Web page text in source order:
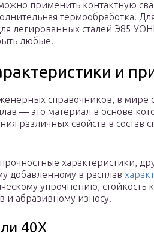
применить контактную
термообработка.
легированных сталей Э85
любые.
и
справочников, в мире
— это материал в основе
различных свойств в состав
характеристики,
добавленному в расплав
упрочнению, стойкость
абразивному износу.
40Х